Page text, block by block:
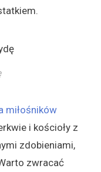
miłośników
i kościoły z
zdobieniami,
zwracać